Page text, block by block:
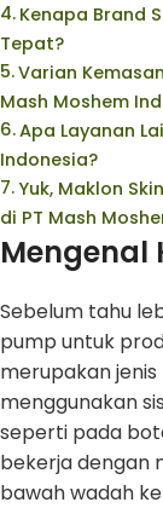
Kenapa Brand
Tepat?
Varian
Mash Moshem
Apa Layanan
Indonesia?
Yuk, Maklon
di PT Mash
Mengenal
Sebelum tahu
pump untuk
merupakan
menggunakan
seperti pada
bekerja dengan
bawah wadah